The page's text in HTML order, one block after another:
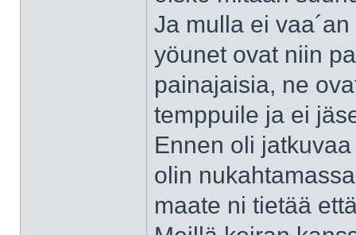
Ja mulla ei
yöunet ovat niin
painajaisia, ne
temppuile ja ei
Ennen oli
olin
maate ni tietää